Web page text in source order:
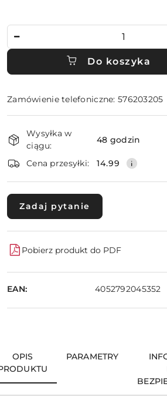
Do koszyka
Zamówienie telefoniczne: 576203205
i
dostawa
Wysyłka w
ciągu:
48 godzin
Cena przesyłki: 14.99
Zadaj pytanie
Pobierz produkt do PDF
EAN: 4052792045352
OPIS
PARAMETRY